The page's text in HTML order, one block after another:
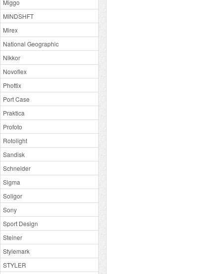
Miggo
MINDSHFT
Mirex
National Geographic
Nikkor
Novoflex
Phottix
Port Case
Praktica
Profoto
Rotolight
Sandisk
Schneider
Sigma
Soligor
Sony
Sport Design
Steiner
Stylemark
STYLER